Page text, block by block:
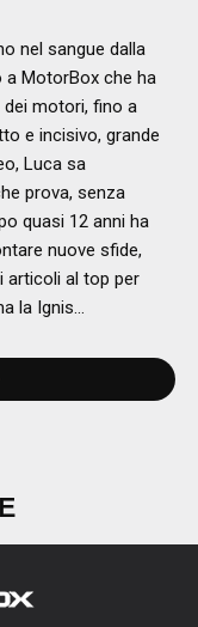
nel sangue dalla
a MotorBox che ha
motori, fino a
e incisivo, grande
Luca sa
prova, senza
quasi 12 anni ha
nuove sfide,
articoli al top per
la Ignis...